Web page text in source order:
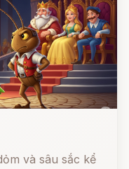
và sâu sắc kể